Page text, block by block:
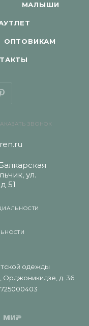
МАЛЫШИ
ОПТОВИКАМ
ЗВОНОК
ул.
51
одежды
д. 36